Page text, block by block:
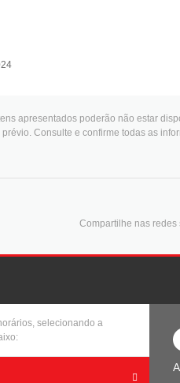
apresentados poderão não estar
Consulte e confirme todas as
Compartilhe nas redes
selecionando a